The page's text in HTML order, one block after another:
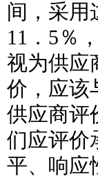
间，采用
11．5％
视为供应
价，应该
供应商评
们应评价
平、响应